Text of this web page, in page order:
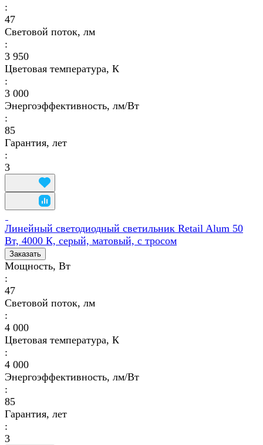
:
47
Световой поток, лм
:
3 950
Цветовая температура, К
:
3 000
Энергоэффективность, лм/Вт
:
85
Гарантия, лет
:
3
Линейный светодиодный светильник Retail Alum 50
Вт, 4000 К, серый, матовый, с тросом
Заказать
Мощность, Вт
:
47
Световой поток, лм
:
4 000
Цветовая температура, К
:
4 000
Энергоэффективность, лм/Вт
:
85
Гарантия, лет
:
3